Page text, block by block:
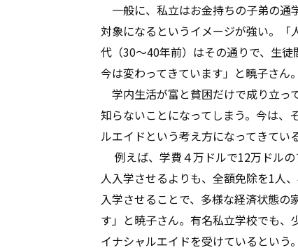
一般に、私立はお金持ちの子弟の通
対象になるというイメージが強い。
代（30～40年前）はその通りで、生
今は変わってきています」と曉子さん。
学内生活が富と貧困だけで成り立っ
知らないことになってしまう。今は、
ルエイドという考え方になってきている
例えば、学費４万ドルで12万ドルの
人入学させるよりも、全額免除を1人
入学させることで、多様な経済状態
す」と暁子さん。有名私立学校でも
イナシャルエイドを受けているという。